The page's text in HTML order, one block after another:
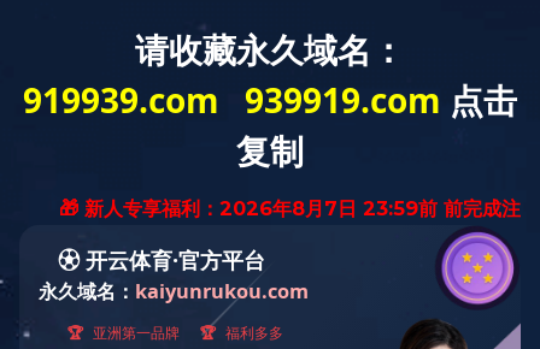
乐鱼在线(中国) 学院概况 招生工作